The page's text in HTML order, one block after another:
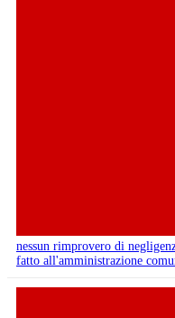
nessun rimprovero di
fatto all'amministrazione